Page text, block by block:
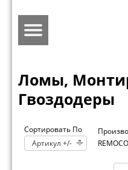
Ломы,
Гвоздодеры
Сортировать По
Артикул +/-